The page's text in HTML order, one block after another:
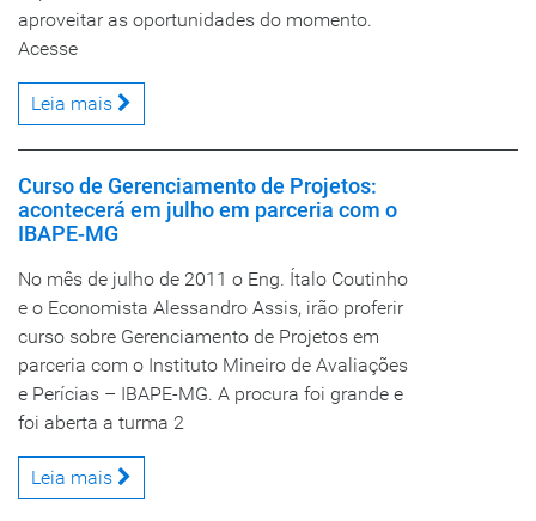
aproveitar as oportunidades do momento.
Acesse
Leia mais
Curso de Gerenciamento de Projetos:
acontecerá em julho em parceria com o
IBAPE-MG
No mês de julho de 2011 o Eng. Ítalo Coutinho
e o Economista Alessandro Assis, irão proferir
curso sobre Gerenciamento de Projetos em
parceria com o Instituto Mineiro de Avaliações
e Perícias – IBAPE-MG. A procura foi grande e
foi aberta a turma 2
Leia mais